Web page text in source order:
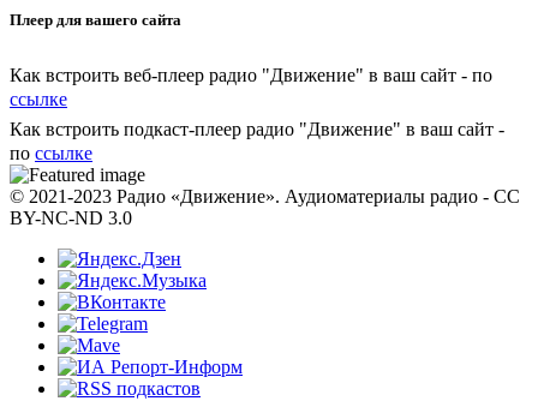
Плеер для вашего сайта
Как встроить веб-плеер радио "Движение" в ваш сайт - по
ссылке
Как встроить подкаст-плеер радио "Движение" в ваш сайт -
по ссылке
© 2021-2023 Радио «Движение». Аудиоматериалы радио - CC
BY-NC-ND 3.0